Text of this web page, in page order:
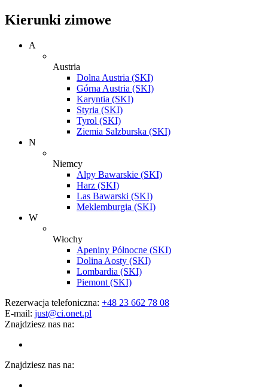
Kierunki zimowe
A
Austria
Dolna Austria (SKI)
Górna Austria (SKI)
Karyntia (SKI)
Styria (SKI)
Tyrol (SKI)
Ziemia Salzburska (SKI)
N
Niemcy
Alpy Bawarskie (SKI)
Harz (SKI)
Las Bawarski (SKI)
Meklemburgia (SKI)
W
Włochy
Apeniny Północne (SKI)
Dolina Aosty (SKI)
Lombardia (SKI)
Piemont (SKI)
Rezerwacja telefoniczna: +48 23 662 78 08
E-mail: just@ci.onet.pl
Znajdziesz nas na:
Znajdziesz nas na: